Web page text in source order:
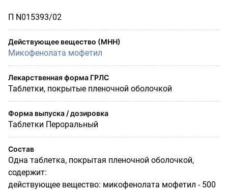
П N015393/02
Действующее вещество (МНН)
Микофенолата мофетил
Лекарственная форма ГРЛС
Таблетки, покрытые пленочной оболочкой
Форма выпуска / дозировка
Таблетки Пероральный
Состав
Одна таблетка, покрытая пленочной оболочкой,
содержит:
действующее вещество: микофенолата мофетил - 500